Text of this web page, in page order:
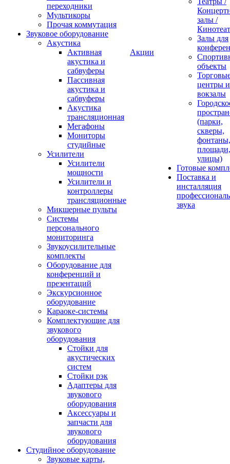
переходники
Мультикоры
Прочая коммутация
Звуковое оборудование
Акустика
Активная
акустика и
сабвуферы
Пассивная
акустика и
сабвуферы
Акустика
трансляционная
Мегафоны
Мониторы
студийные
Усилители
Усилители
мощности
Усилители и
контроллеры
трансляционные
Микшерные пульты
Системы
персонального
мониторинга
Звукоусилительные
комплекты
Оборудование для
конференций и
презентаций
Экскурсионное
оборудование
Караоке-системы
Комплектующие для
звукового
оборудования
Стойки для
акустических
систем
Стойки рэк
Адаптеры для
звукового
оборудования
Аксессуары и
запчасти для
звукового
оборудования
Студийное оборудование
Звуковые карты,
Акции
залы /
Залы для
объекты
центры и
вокзалы
(парки,
скверы,
фонтаны,
площади,
улицы)
Готовые
Поставка и
инсталляция
звука